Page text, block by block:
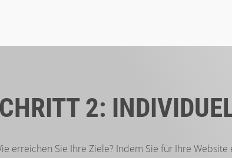
2:
erreichen Sie Ihre Ziele? Indem Sie für Ihre